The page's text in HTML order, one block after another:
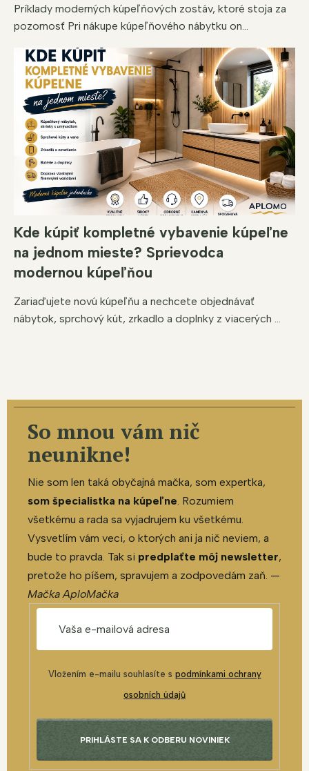
Príklady moderných kúpeľňových zostáv, ktoré stoja za
pozornosť Pri nákupe kúpeľňového nábytku on...
Kde kúpiť kompletné vybavenie kúpeľne
na jednom mieste? Sprievodca
modernou kúpeľňou
Zariaďujete novú kúpeľňu a nechcete objednávať
nábytok, sprchový kút, zrkadlo a doplnky z viacerých ...
So mnou vám nič
neunikne!
Nie som len taká obyčajná mačka, som expertka,
som špecialistka na kúpeľne. Rozumiem
všetkému a rada sa vyjadrujem ku všetkému.
Vysvetlím vám veci, o ktorých ani ja nič neviem, a
bude to pravda. Tak si predplaťte môj newsletter,
pretože ho píšem, spravujem a zodpovedám zaň. —
Mačka AploMačka
Vložením e-mailu souhlasíte s podmínkami ochrany
osobních údajů
PRIHLÁSTE SA K ODBERU NOVINIEK